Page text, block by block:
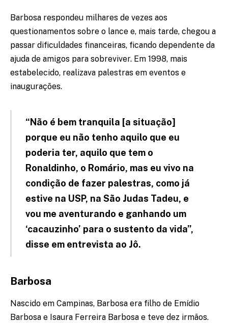
Barbosa respondeu milhares de vezes aos
questionamentos sobre o lance e, mais tarde, chegou a
passar dificuldades financeiras, ficando dependente da
ajuda de amigos para sobreviver. Em 1998, mais
estabelecido, realizava palestras em eventos e
inaugurações.
“Não é bem tranquila [a situação]
porque eu não tenho aquilo que eu
poderia ter, aquilo que tem o
Ronaldinho, o Romário, mas eu vivo na
condição de fazer palestras, como já
estive na USP, na São Judas Tadeu, e
vou me aventurando e ganhando um
‘cacauzinho’ para o sustento da vida”,
disse em entrevista ao Jô.
Barbosa
Nascido em Campinas, Barbosa era filho de Emídio
Barbosa e Isaura Ferreira Barbosa e teve dez irmãos.